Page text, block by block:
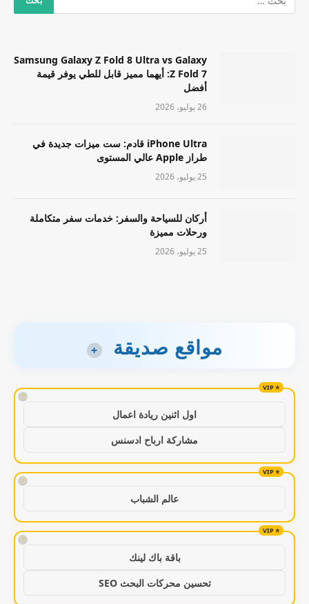
Samsung Galaxy Z Fold 8 Ultra vs Galaxy
Z Fold 7: أيهما مميز قابل للطي يوفر قيمة
أفضل
26 يوليو، 2026
iPhone Ultra قادم: ست ميزات جديدة في
طراز Apple عالي المستوى
25 يوليو، 2026
أركان للسياحة والسفر: خدمات سفر متكاملة
ورحلات مميزة
25 يوليو، 2026
مواقع صديقة +
!
اول اثنين ريادة اعمال
مشاركة ارباح ادسنس
!
عالم الشباب
!
باقة باك لينك
تحسين محركات البحث SEO